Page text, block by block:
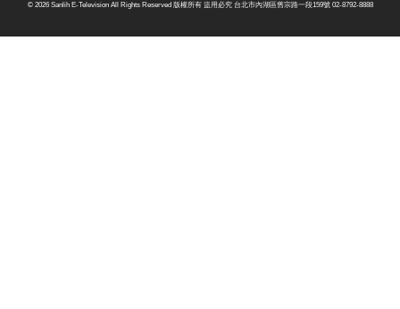
© 2026 Sanlih E-Television All Rights Reserved 版權所有 盜用必究 台北市內湖區舊宗路一段159號 02-8792-8888